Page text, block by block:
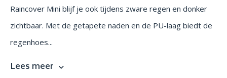
Raincover Mini blijf je ook tijdens zware regen en donker
zichtbaar. Met de getapete naden en de PU-laag biedt de
regenhoes...
Lees meer